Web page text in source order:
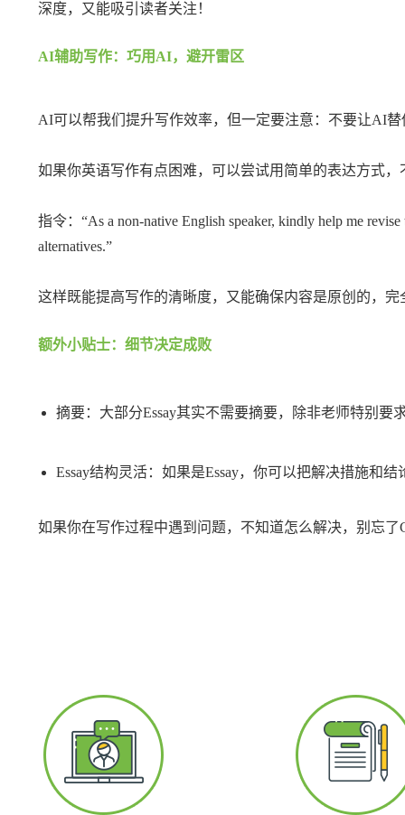
深度，又能吸引读者关注！
AI辅助写作：巧用AI，避开雷区
AI可以帮我们提升写作效率，但一定要注意：不要让AI
如果你英语写作有点困难，可以尝试用简单的表达方式
指令：“As a non-native English speaker, kindly help me
alternatives.”
这样既能提高写作的清晰度，又能确保内容是原创的，
额外小贴士：细节决定成败
摘要：大部分Essay其实不需要摘要，除非老师特别要求
Essay结构灵活：如果是Essay，你可以把解决措施和
如果你在写作过程中遇到问题，不知道怎么解决，别忘